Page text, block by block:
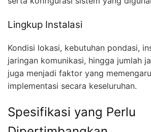
Lingkup Instalasi
Kondisi lokasi, kebutuhan pondasi,
jaringan komunikasi, hingga jumlah
juga menjadi faktor yang
implementasi secara keseluruhan.
Spesifikasi yang Perlu